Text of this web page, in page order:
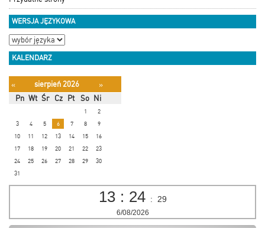
WERSJA JĘZYKOWA
KALENDARZ
« sierpień 2026
»
Pn Wt Śr Cz Pt So Ni
1
2
3
4 5 6 7 8
9
10
11 12 13 14 15
16
17
18 19 20 21 22
23
24
25 26 27 28 29
30
31
13 : 24 : 30
6/08/2026